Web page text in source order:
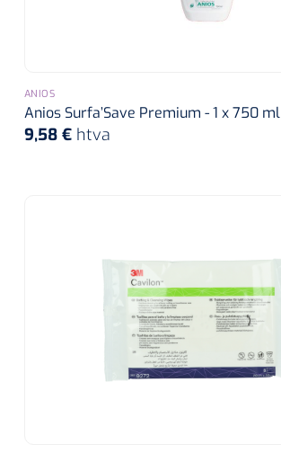
ANIOS
Anios Surfa’Save Premium - 1 x 750 ml
9,58 € htva